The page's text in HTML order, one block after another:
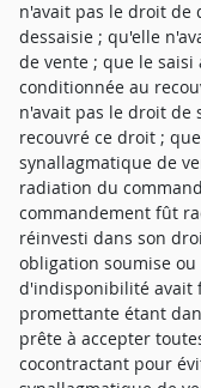
n'avait pas le droit
dessaisie ; qu'elle
de vente ; que le
conditionnée au
n'avait pas le droit de
recouvré ce droit ;
synallagmatique de
radiation du
commandement fût
réinvesti dans son
obligation soumise
d'indisponibilité avait
promettante étant
prête à accepter
cocontractant pour